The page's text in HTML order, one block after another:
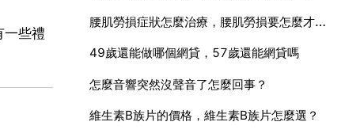
一些禮
腰肌勞損症狀怎麼治療，腰肌勞損要怎麼才能治好啊？
49歲還能做哪個網貸，57歲還能網貸嗎
怎麼音響突然沒聲音了怎麼回事？
維生素B族片的價格，維生素B族片怎麼選？